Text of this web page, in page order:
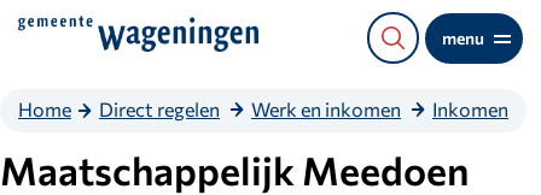
Direct
content
menu
Home Direct regelen Werk en inkomen Inkomen
Maatschappelijk Meedoen